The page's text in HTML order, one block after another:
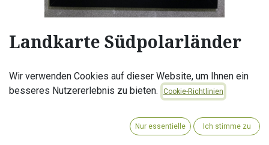
Landkarte Südpolarländer
mit der Größe: 30x40cm gerahmt. Aufhänge Vorrichtung
montiert, Plexiglas.
Einrisse aufweisen und sind im guten bis sehr guten
Wir verwenden Cookies auf dieser Website, um Ihnen ein
besseres Nutzererlebnis zu bieten.
Cookie-Richtlinien
Nur essentielle Ich stimme zu